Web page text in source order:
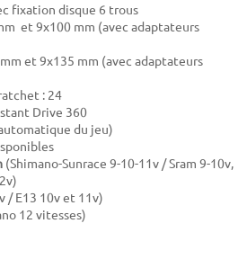
fixation disque 6 trous
et 9x100 mm (avec adaptateurs
et 9x135 mm (avec adaptateurs
: 24
Drive 360
du jeu)
(Shimano-Sunrace 9-10-11v / Sram 9-10v,
/ E13 10v et 11v)
12 vitesses)